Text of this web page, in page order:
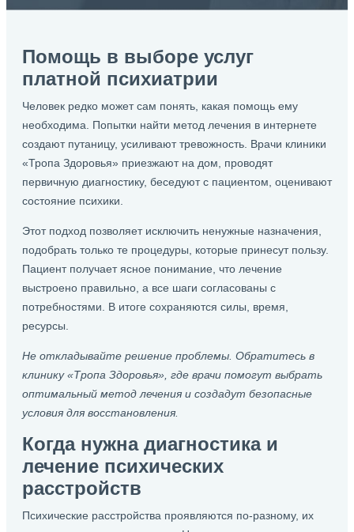
Помощь в выборе услуг
платной психиатрии
Человек редко может сам понять, какая помощь ему
необходима. Попытки найти метод лечения в интернете
создают путаницу, усиливают тревожность. Врачи клиники
«Тропа Здоровья» приезжают на дом, проводят
первичную диагностику, беседуют с пациентом, оценивают
состояние психики.
Этот подход позволяет исключить ненужные назначения,
подобрать только те процедуры, которые принесут пользу.
Пациент получает ясное понимание, что лечение
выстроено правильно, а все шаги согласованы с
потребностями. В итоге сохраняются силы, время,
ресурсы.
Не откладывайте решение проблемы. Обратитесь в
клинику «Тропа Здоровья», где врачи помогут выбрать
оптимальный метод лечения и создадут безопасные
условия для восстановления.
Когда нужна диагностика и
лечение психических
расстройств
Психические расстройства проявляются по-разному, их